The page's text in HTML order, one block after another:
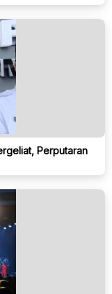
Perputaran